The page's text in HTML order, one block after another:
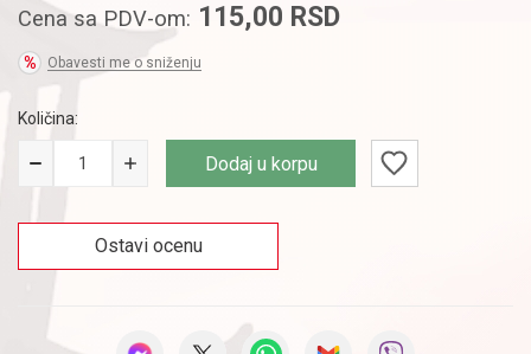
Cena sa PDV-om: 115,00 RSD
Obavesti me o sniženju
Količina:
Dodaj u korpu
Ostavi ocenu